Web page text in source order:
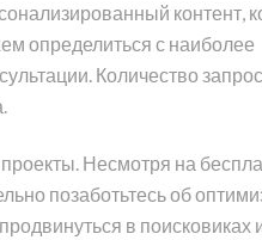
контент,
определиться с наиболее
Количество
Несмотря на
позаботьтесь об
в поисковиках